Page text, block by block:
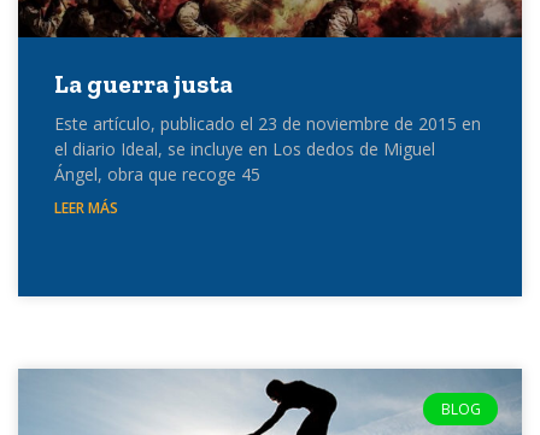
La guerra justa
Este artículo, publicado el 23 de noviembre de 2015 en
el diario Ideal, se incluye en Los dedos de Miguel
Ángel, obra que recoge 45
LEER MÁS
BLOG